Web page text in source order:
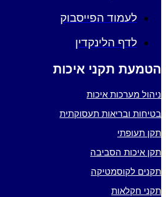
לעמוד הפייסבוק
לדף הלינקדין
הטמעת תקני איכות
ניהול מערכות איכות
בטיחות ובריאות תעסוקתית
תקן תעופתי
תקן איכות הסביבה
תקנים לקוסמטיקה
תקני חקלאות